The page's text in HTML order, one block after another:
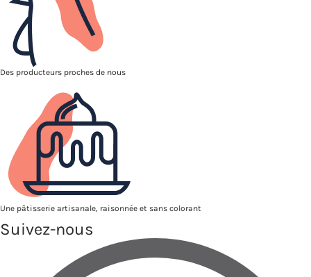
Des producteurs proches de nous
Une pâtisserie artisanale, raisonnée et sans colorant
Suivez-nous